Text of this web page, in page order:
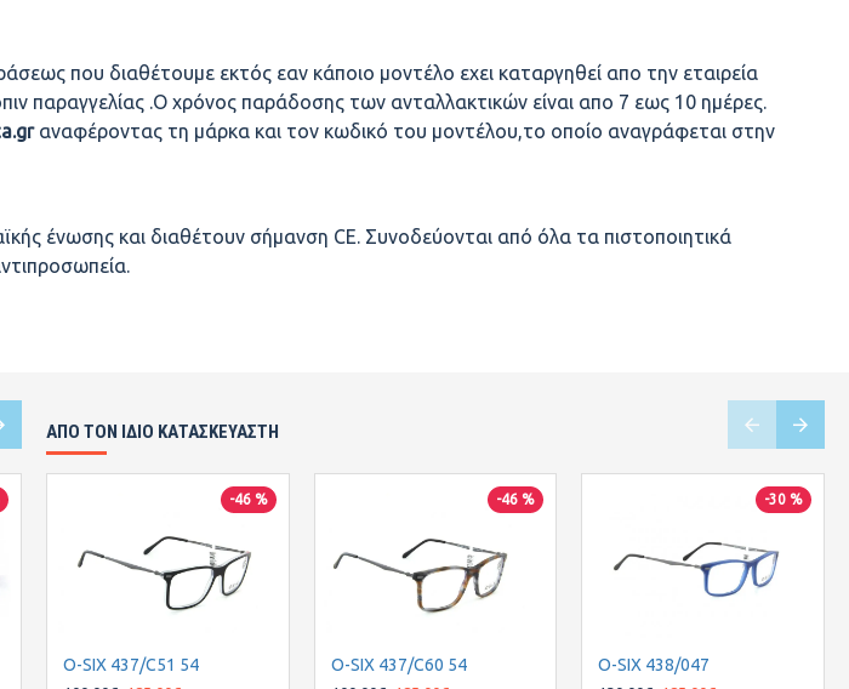
που διαθέτουμε εκτός εαν κάποιο μοντέλο εχει καταργηθεί απο την εταιρεία
παραγγελίας .Ο χρόνος παράδοσης των ανταλλακτικών είναι απο 7 εως 10 ημέρες.
αναφέροντας τη μάρκα και τον κωδικό του μοντέλου,το οποίο αναγράφεται στην
ένωσης και διαθέτουν σήμανση CE. Συνοδεύονται από όλα τα πιστοποιητικά
-30 %
D&G8074/1634
-50 %
DG6042/796/13
ΑΠΌ ΤΟΝ ΊΔΙΟ ΚΑΤΑΣΚΕΥΑΣΤΉ
-46 %
O-SIX 437/C51 54
-46 %
O-SIX 437/C60 54
-30 %
O-SIX 438/047